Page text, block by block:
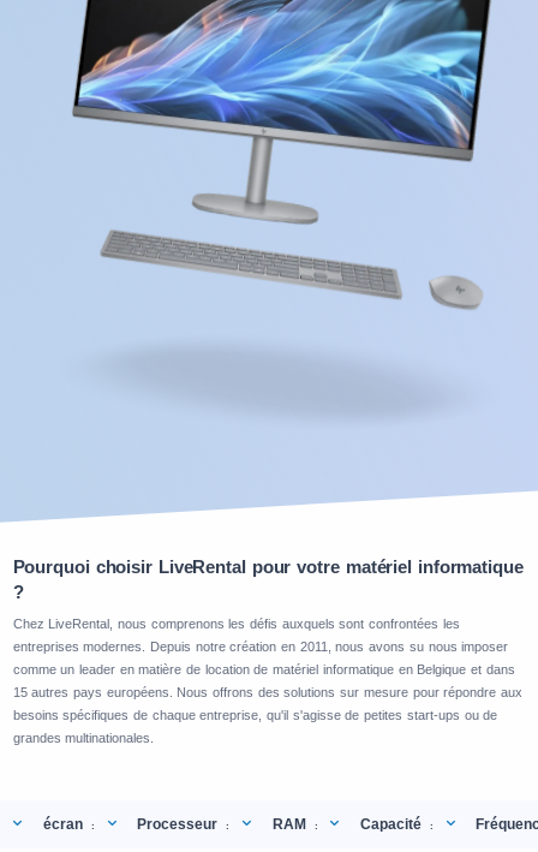
Pourquoi choisir LiveRental pour votre matériel informatique
?
Chez LiveRental, nous comprenons les défis auxquels sont confrontées les
entreprises modernes. Depuis notre création en 2011, nous avons su nous imposer
comme un leader en matière de location de matériel informatique en Belgique et dans
15 autres pays européens. Nous offrons des solutions sur mesure pour répondre aux
besoins spécifiques de chaque entreprise, qu'il s'agisse de petites start-ups ou de
grandes multinationales.
écran : Processeur : RAM : Capacité :